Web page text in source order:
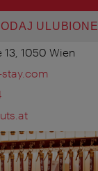
ULUBIONE
1050 Wien